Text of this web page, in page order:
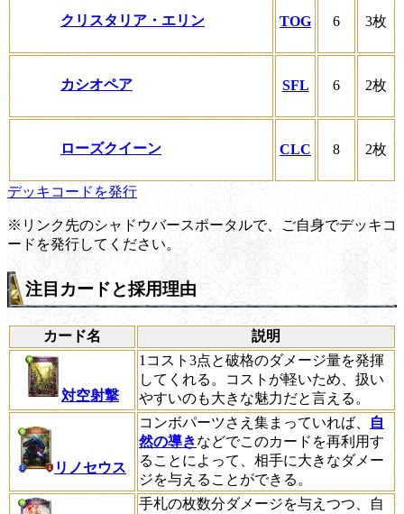
クリスタリア・エリン TOG 6 3枚
カシオペア SFL 6 2枚
ローズクイーン CLC 8 2枚
デッキコードを発行
※リンク先のシャドウバースポータルで、ご自身でデッキコ
ードを発行してください。
注目カードと採用理由
カード名 説明
対空射撃
1コスト3点と破格のダメージ量を発揮
してくれる。コストが軽いため、扱い
やすいのも大きな魅力だと言える。
リノセウス
コンボパーツさえ集まっていれば、
自
然の導きなどでこのカードを再利用す
ることによって、相手に大きなダメー
ジを与えることができる。
手札の枚数分ダメージを与えつつ、自